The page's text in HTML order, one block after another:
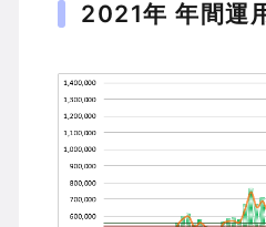
2021年 年間運